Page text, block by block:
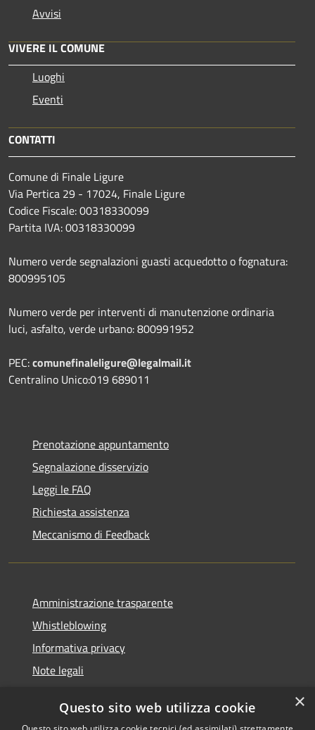
Avvisi
VIVERE IL COMUNE
Luoghi
Eventi
CONTATTI
Comune di Finale Ligure
Via Pertica 29 - 17024, Finale Ligure
Codice Fiscale: 00318330099
Partita IVA: 00318330099
Numero verde segnalazioni guasti acquedotto o fognatura:
800995105
Numero verde per interventi di manutenzione ordinaria
luci, asfalto, verde urbano: 800991952
PEC:comunefinaleligure@legalmail.it
Centralino Unico:019 689011
Prenotazione appuntamento
Segnalazione disservizio
Leggi le FAQ
Richiesta assistenza
Meccanismo di Feedback
Amministrazione trasparente
Whistleblowing
Informativa privacy
Note legali
Segnalazioni di inaccessibilità
×
Questo sito web utilizza cookie